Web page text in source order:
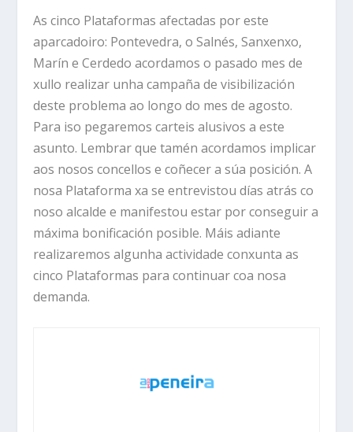
As cinco Plataformas afectadas por este
aparcadoiro: Pontevedra, o Salnés, Sanxenxo,
Marín e Cerdedo acordamos o pasado mes de
xullo realizar unha campaña de visibilización
deste problema ao longo do mes de agosto.
Para iso pegaremos carteis alusivos a este
asunto. Lembrar que tamén acordamos implicar
aos nosos concellos e coñecer a súa posición. A
nosa Plataforma xa se entrevistou días atrás co
noso alcalde e manifestou estar por conseguir a
máxima bonificación posible. Máis adiante
realizaremos algunha actividade conxunta as
cinco Plataformas para continuar coa nosa
demanda.